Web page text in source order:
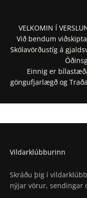
VELKOMIN Í
Við bendum
Skólavörðustíg á
Einnig er
göngufjarlægð og
Vildarklúbburinn
Skráðu þig í
nýjar vörur, sendingar